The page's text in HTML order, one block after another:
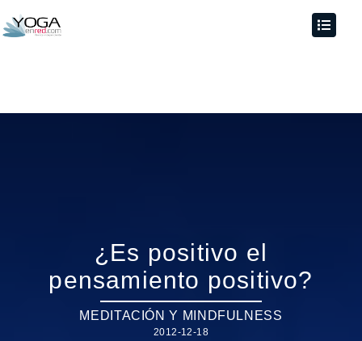
¿Es positivo el
pensamiento positivo?
MEDITACIÓN Y MINDFULNESS
2012-12-18